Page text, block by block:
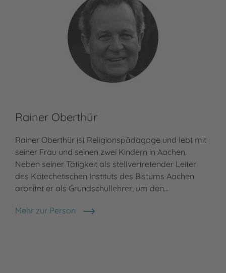
Rainer Oberthür
Rainer Oberthür ist Religionspädagoge und lebt mit
seiner Frau und seinen zwei Kindern in Aachen.
Neben seiner Tätigkeit als stellvertretender Leiter
des Katechetischen Instituts des Bistums Aachen
arbeitet er als Grundschullehrer, um den…
Mehr zur Person
Rainer Oberthür